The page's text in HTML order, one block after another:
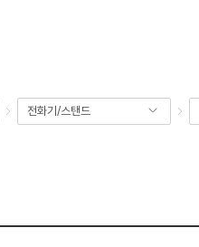
전화기/스탠드